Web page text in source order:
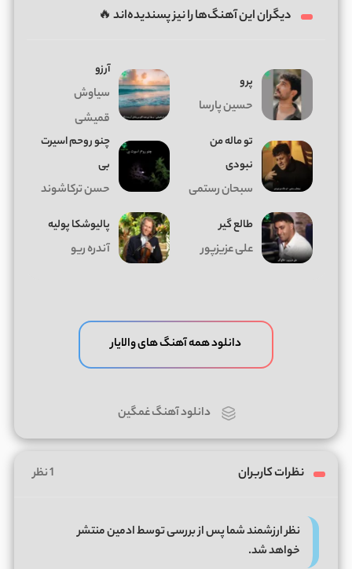
دیگران این آهنگ‌ها را نیز پسندیده‌اند 🔥
پرو
حسین پارسا
آرزو
سیاوش
قمیشی
تو ماله من
نبودی
سبحان رستمی
چنو روحم اسیرت
بی
حسن ترکاشوند
طالع گیر
علی عزیزپور
پالیوشکا پولیه
آندره ریو
دانلود همه آهنگ های والایار
دانلود آهنگ غمگین
نظرات کاربران 1 نظر
نظر ارزشمند شما پس از بررسی توسط ادمین منتشر
خواهد شد.